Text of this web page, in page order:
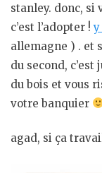
stanley. donc, si
c’est l’adopter !y
allemagne ) . et
du second,
du bois et vous
votre banquier
agad, si ça